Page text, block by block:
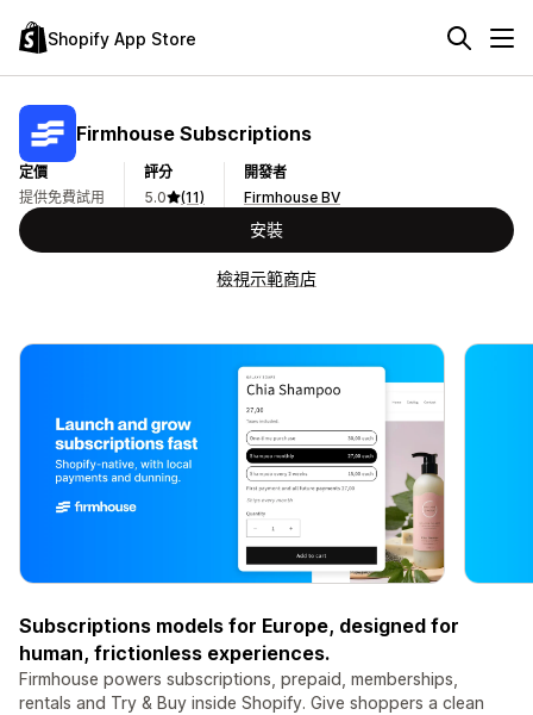
Shopify App Store
Firmhouse Subscriptions
定價
提供免費試用
評分
5.0
(11)
開發者
Firmhouse BV
安裝
檢視示範商店
Subscriptions models for Europe, designed for
human, frictionless experiences.
Firmhouse powers subscriptions, prepaid, memberships,
rentals and Try & Buy inside Shopify. Give shoppers a clean